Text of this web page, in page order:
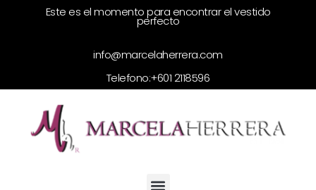
Este es el momento para encontrar el vestido
perfecto
info@marcelaherrera.com
Telefono:+601 2118596